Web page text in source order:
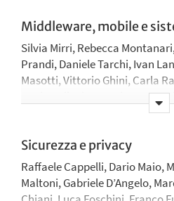
Middleware, mobile e
Silvia Mirri, Rebecca
Prandi, Daniele Tarchi, Ivan
Masotti, Vittorio Ghini, Carla
Paolo Bellavista, Walter
Gabriele D’Angelo, Marco
Rovatti, Giovanni Pau, Gustavo
Sicurezza e privacy
Raffaele Cappelli, Dario Maio,
Maltoni, Gabriele D’Angelo,